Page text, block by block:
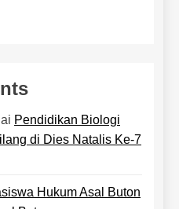
Pendidikan Biologi
di Dies Natalis Ke-7
Hukum Asal Buton